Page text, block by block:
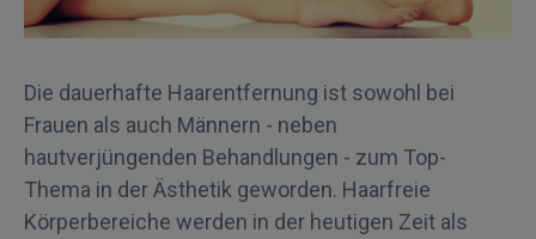
Die dauerhafte Haarentfernung ist sowohl bei
Frauen als auch Männern - neben
hautverjüngenden Behandlungen - zum Top-
Thema in der Ästhetik geworden. Haarfreie
Körperbereiche werden in der heutigen Zeit als